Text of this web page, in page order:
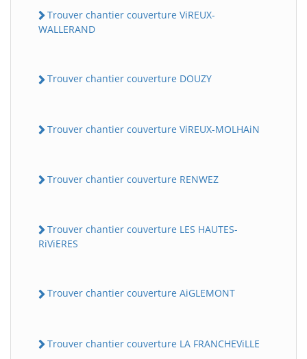
Trouver chantier couverture ViREUX-
WALLERAND
Trouver chantier couverture DOUZY
Trouver chantier couverture ViREUX-MOLHAiN
Trouver chantier couverture RENWEZ
Trouver chantier couverture LES HAUTES-
RiViERES
Trouver chantier couverture AiGLEMONT
Trouver chantier couverture LA FRANCHEViLLE